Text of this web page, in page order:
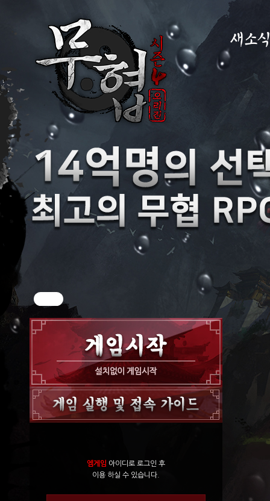
새소
GM노트
엠게임 아이디로 로그인 후
이용 하실 수 있습니다.